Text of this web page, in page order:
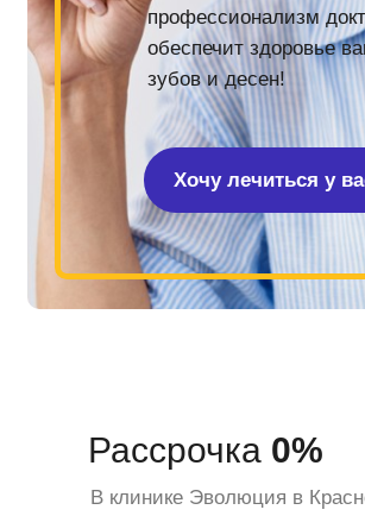
профессионализм
обеспечит здоровье
зубов и десен!
Хочу лечиться у
Рассрочка 0%
В клинике Эволюция в